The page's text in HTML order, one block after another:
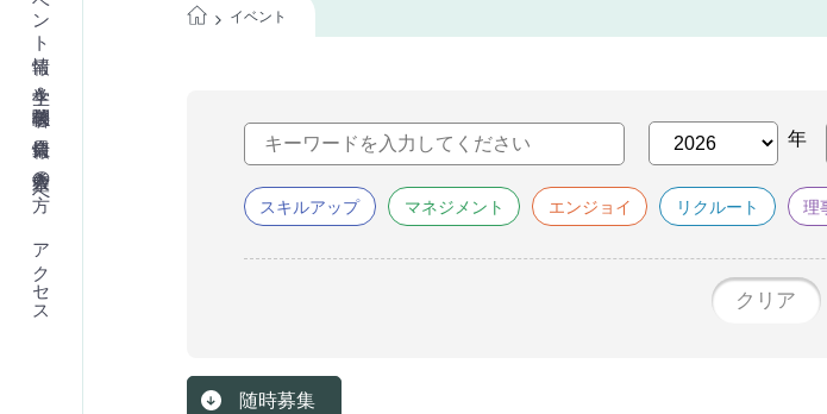
学生＆学校関係者
入会希望の方へ
アクセス
イベント
スキルアップ マネジメント エンジョイ リクルート 理
クリア
随時募集